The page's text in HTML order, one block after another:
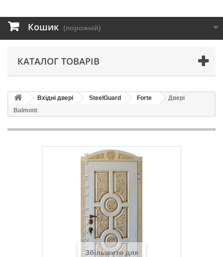
Кошик (порожній)
КАТАЛОГ ТОВАРІВ
Вхідні двері SteelGuard Forte
Двері
Balmont
Збільшити для